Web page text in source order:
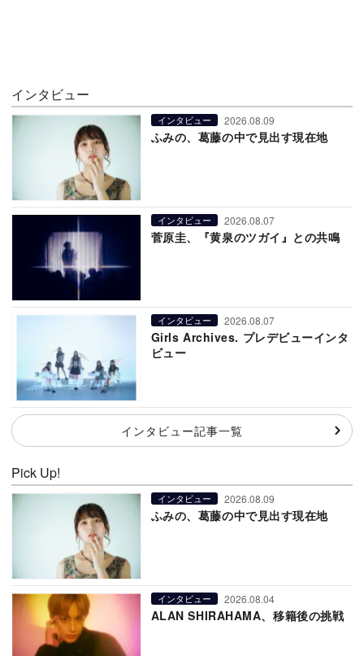
インタビュー
インタビュー 2026.08.09
ふみの、葛藤の中で見出す現在地
インタビュー 2026.08.07
菅原圭、『黄泉のツガイ』との共鳴
インタビュー 2026.08.07
Girls Archives. プレデビューインタ
ビュー
インタビュー記事一覧
Pick Up!
インタビュー 2026.08.09
ふみの、葛藤の中で見出す現在地
インタビュー 2026.08.04
ALAN SHIRAHAMA、移籍後の挑戦